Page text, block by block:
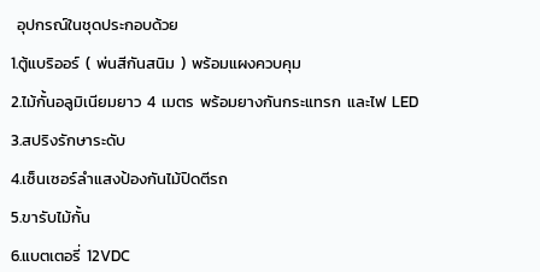
อุปกรณ์ในชุดประกอบด้วย
1.ตู้แบริออร์ ( พ่นสีกันสนิม ) พร้อมแผงควบคุม
2.ไม้กั้นอลูมิเนียมยาว 4 เมตร พร้อมยางกันกระแทรก และไฟ LED
3.สปริงรักษาระดับ
4.เซ็นเซอร์ลำแสงป้องกันไม้ปิดตีรถ
5.ขารับไม้กั้น
6.แบตเตอรี่ 12VDC